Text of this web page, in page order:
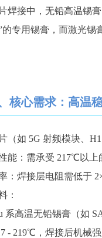
焊接中，无铅高温锡
的专用锡膏，而激光锡
核心需求：高温
（如 5G 射频模块、
能：需承受 217℃以上
：焊接层电阻需低于
：
系高温无铅锡膏（如
- 219℃，焊接后机械强